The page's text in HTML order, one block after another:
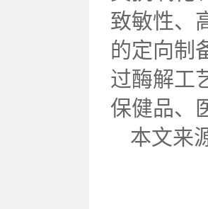
致敏性、
的定向制
过酶解工
保健品、
本文来